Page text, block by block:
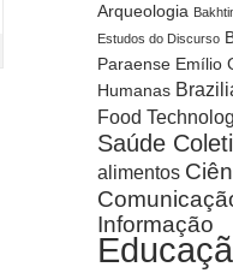
Arqueologia
Estudos do Discurso
Paraense Emílio
Humanas
Food
Saúde
alimentos
Informação